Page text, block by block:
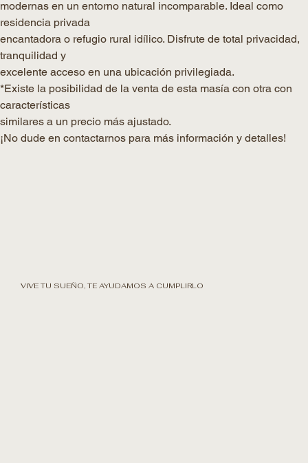
modernas en un entorno natural incomparable. Ideal como
residencia privada
encantadora o refugio rural idílico. Disfrute de total privacidad,
tranquilidad y
excelente acceso en una ubicación privilegiada.
*Existe la posibilidad de la venta de esta masía con otra con
características
similares a un precio más ajustado.
¡No dude en contactarnos para más información y detalles!
VIVE TU SUEÑO, TE AYUDAMOS A CUMPLIRLO